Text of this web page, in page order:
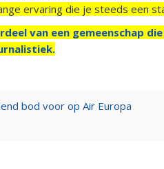
ervaring die je steeds een
van een gemeenschap
bod voor op Air Europa